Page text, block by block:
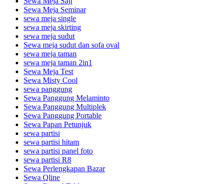
Sewa Meja Seminar
sewa meja single
sewa meja skirting
sewa meja sudut
Sewa meja sudut dan sofa oval
sewa meja taman
sewa meja taman 2in1
Sewa Meja Test
Sewa Misty Cool
sewa panggung
Sewa Panggung Melaminto
Sewa Panggung Multiplek
Sewa Panggung Portable
Sewa Papan Petunjuk
sewa partisi
sewa partisi hitam
sewa partisi panel foto
sewa partisi R8
Sewa Perlengkapan Bazar
Sewa Qline